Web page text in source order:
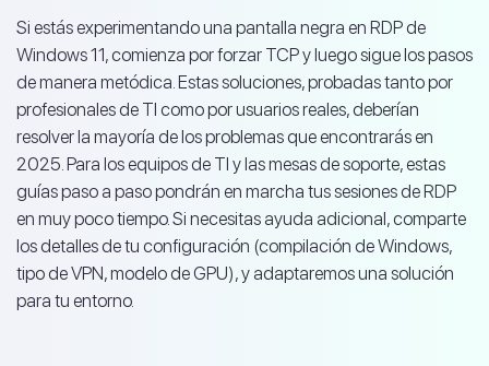
Si estás experimentando una pantalla negra en RDP de
Windows 11, comienza por forzar TCP y luego sigue los pasos
de manera metódica. Estas soluciones, probadas tanto por
profesionales de TI como por usuarios reales, deberían
resolver la mayoría de los problemas que encontrarás en
2025. Para los equipos de TI y las mesas de soporte, estas
guías paso a paso pondrán en marcha tus sesiones de RDP
en muy poco tiempo. Si necesitas ayuda adicional, comparte
los detalles de tu configuración (compilación de Windows,
tipo de VPN, modelo de GPU), y adaptaremos una solución
para tu entorno.